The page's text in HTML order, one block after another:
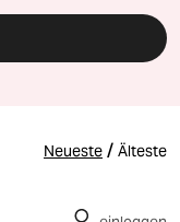
Neueste / Älteste